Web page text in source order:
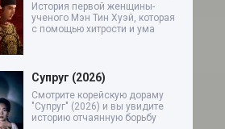
История первой женщины-
ученого Мэн Тин Хуэй, которая
с помощью хитрости и ума
Супруг (2026)
Смотрите корейскую дораму
"Супруг" (2026) и вы увидите
историю отчаянную борьбу